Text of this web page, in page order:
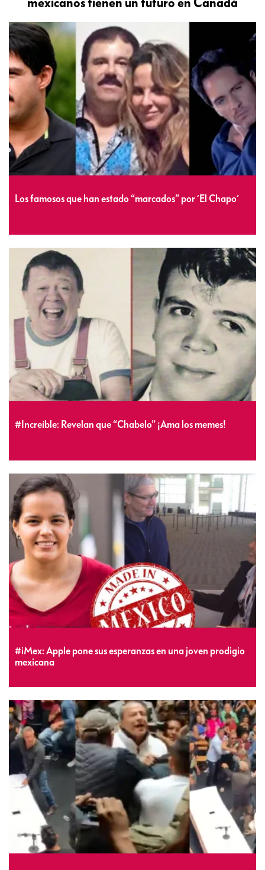
Los famosos que han estado “marcados” por ´El Chapo´
#Increíble: Revelan que “Chabelo” ¡Ama los memes!
#iMex: Apple pone sus esperanzas en una joven prodigio
mexicana